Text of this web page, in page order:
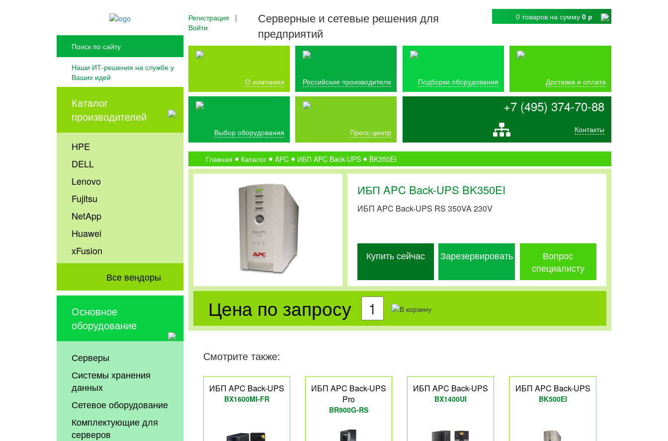
Наши ИТ-решения на службе у
Ваших идей
Каталог
производителей
HPE
DELL
Lenovo
Fujitsu
NetApp
Huawei
xFusion
Все вендоры
Основное
оборудование
Серверы
Системы хранения
данных
Сетевое оборудование
Комплектующие для
серверов
Регистрация |
Войти
Серверные и сетевые решения для
предприятий
0 товаров на сумму 0 р
О компании Российские производители Подборки оборудования Доставка и оплата
Выбор оборудования Пресс-центр
+7 (495) 374-70-88
Контакты
Главная Каталог APC ИБП APC Back-UPS BK350EI
ИБП APC Back-UPS BK350EI
ИБП APC Back-UPS RS 350VA 230V
Купить сейчас Зарезервировать
Вопрос
специалисту
Цена по запросу
Смотрите также:
ИБП APC Back-UPS
BX1600MI-FR
ИБП APC Back-UPS
Pro
BR900G-RS
ИБП APC Back-UPS
BX1400UI
ИБП APC Back-UPS
BK500EI